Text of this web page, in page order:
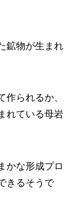
鉱物が生まれ
られるか、
れている母岩
かな形成プロ
きるそうで